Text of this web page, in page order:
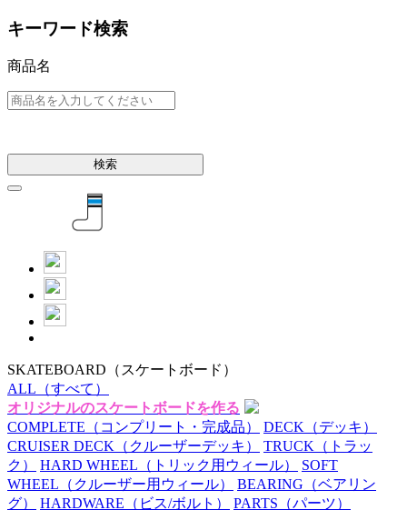
キーワード検索
商品名
検索
SKATEBOARD （スケートボード）
ALL （すべて）
オリジナルのスケートボードを作る
COMPLETE （コンプリート・完成品） DECK （デッキ）
CRUISER DECK （クルーザーデッキ） TRUCK （トラッ
ク）
HARD WHEEL （トリック用ウィール）
SOFT
WHEEL （クルーザー用ウィール） BEARING （ベアリン
グ）
HARDWARE （ビス/ボルト） PARTS （パーツ）